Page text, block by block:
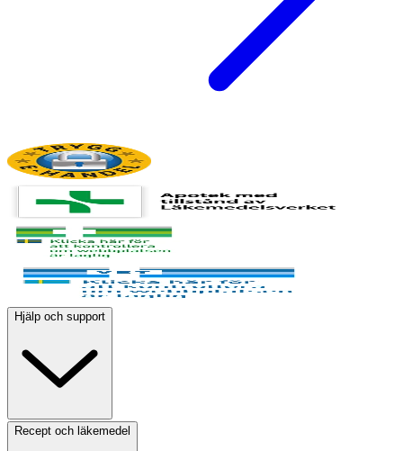
Hjälp och support
Recept och läkemedel